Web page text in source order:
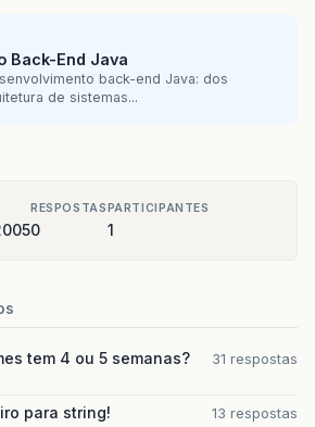
Back-End Java
back-end Java: dos
de sistemas...
RESPOSTAS
0
PARTICIPANTES
1
tem 4 ou 5 semanas?
31 respostas
para string! 13 respostas